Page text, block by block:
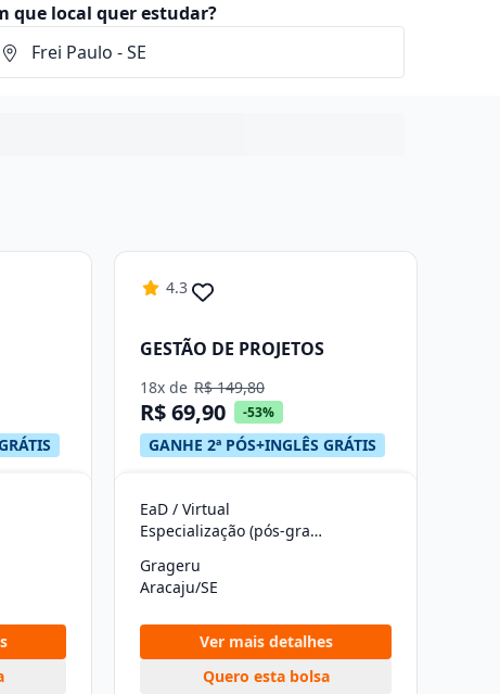
que local quer estudar?
4.3
GESTÃO DE PROJETOS
18x de R$ 149,80
R$ 69,90 -53%
GANHE 2ª PÓS+INGLÊS GRÁTIS
EaD / Virtual
Especialização (pós-graduação)
Grageru
Aracaju/SE
Ver mais detalhes
Quero esta bolsa